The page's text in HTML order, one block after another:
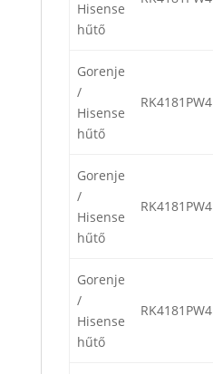
Hisense
hűtő
Gorenje
/
Hisense
hűtő
RK4181PW4
Gorenje
/
Hisense
hűtő
RK4181PW4
Gorenje
/
Hisense
hűtő
RK4181PW4